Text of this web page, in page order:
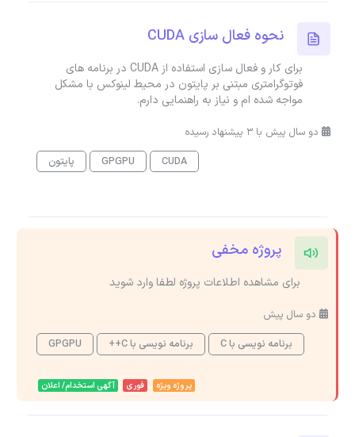
نحوه فعال سازی CUDA
برای کار و فعال سازی استفاده از CUDA در برنامه های
فوتوگرامتری مبتنی بر پایتون در محیط لینوکس با مشکل
مواجه شده ام و نیاز به راهنمایی دارم.
دو سال پیش با 3 پیشنهاد رسیده
CUDA
GPGPU پایتون
پروژه مخفی
برای مشاهده اطلاعات پروژه لطفا وارد شوید
دو سال پیش
برنامه نویسی با C
برنامه نویسی با C++ GPGPU
پروژه ویژه فوری آگهی استخدام/ اعلان